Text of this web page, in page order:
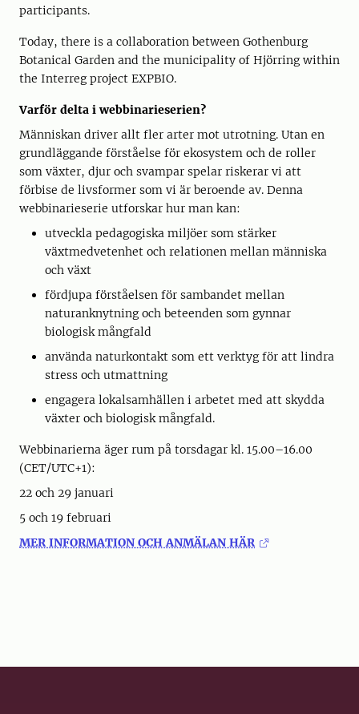
participants.
Today, there is a collaboration between Gothenburg
Botanical Garden and the municipality of Hjörring within
the Interreg project EXPBIO.
Varför delta i webbinarieserien?
Människan driver allt fler arter mot utrotning. Utan en
grundläggande förståelse för ekosystem och de roller
som växter, djur och svampar spelar riskerar vi att
förbise de livsformer som vi är beroende av. Denna
webbinarieserie utforskar hur man kan:
utveckla pedagogiska miljöer som stärker
växtmedvetenhet och relationen mellan människa
och växt
fördjupa förståelsen för sambandet mellan
naturanknytning och beteenden som gynnar
biologisk mångfald
använda naturkontakt som ett verktyg för att lindra
stress och utmattning
engagera lokalsamhällen i arbetet med att skydda
växter och biologisk mångfald.
Webbinarierna äger rum på torsdagar kl. 15.00–16.00
(CET/UTC+1):
22 och 29 januari
5 och 19 februari
MER INFORMATION OCH ANMÄLAN HÄR